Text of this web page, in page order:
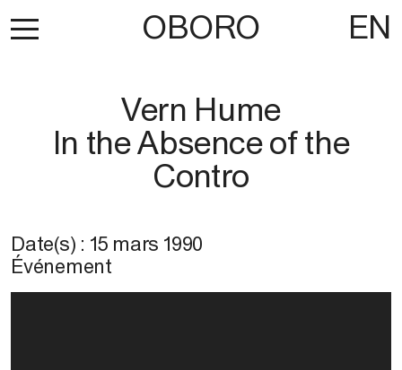
OBORO EN
Vern Hume
In the Absence of the
Contro
Date(s) : 15 mars 1990
Événement